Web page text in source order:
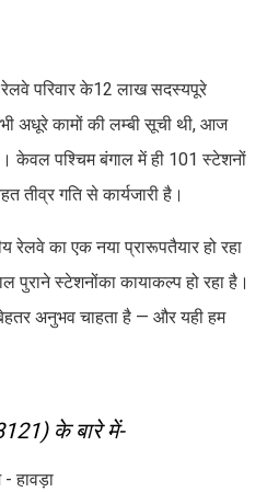
परिवार के12 लाख सदस्यपूरे
अधूरे कामों की लम्बी सूची थी, आज
केवल पश्चिम बंगाल में ही 101 स्टेशनों
तीव्र गति से कार्यजारी है।
रेलवे का एक नया प्रारूपतैयार हो रहा
स्टेशनोंका कायाकल्प हो रहा है।
अनुभव चाहता है — और यही हम
के बारे में-
हावड़ा